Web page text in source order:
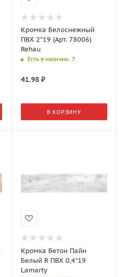
Кромка Белоснежный
ПВХ 2*19 (Арт. 78006)
Rehau
Есть в наличии: 7
41.98₽
В КОРЗИНУ
Кромка Бетон Пайн
Белый R ПВХ 0,4*19
Lamarty